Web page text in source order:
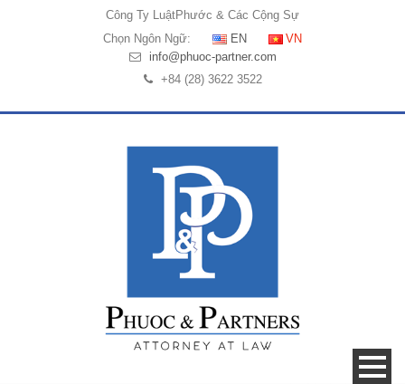
Công Ty LuậtPhước & Các Cộng Sự
Chọn Ngôn Ngữ:
EN
VN
info@phuoc-partner.com
+84 (28) 3622 3522